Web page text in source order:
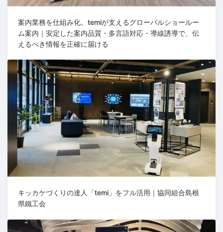
案内業務を仕組み化。temiが支えるグローバルショールー
ム案内｜安定した案内品質・多言語対応・導線誘導で、伝
えるべき情報を正確に届ける
キッカケづくりの達人「temi」をフル活用｜協同組合島根
県鐵工会